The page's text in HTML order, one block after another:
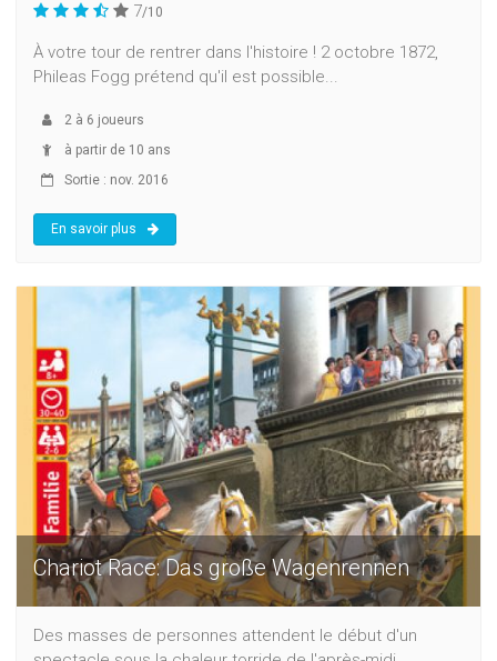
7/10
À votre tour de rentrer dans l'histoire ! 2 octobre 1872,
Phileas Fogg prétend qu'il est possible...
2 à 6 joueurs
à partir de 10 ans
Sortie : nov. 2016
En savoir plus
Chariot Race: Das große Wagenrennen
Des masses de personnes attendent le début d'un